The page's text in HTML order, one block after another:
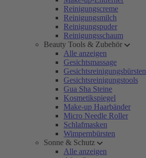
Reinigungscreme
Reinigungsmilch
Reinigungspuder
Reinigungsschaum
Beauty Tools & Zubehör
Alle anzeigen
Gesichtsmassage
Gesichtsreinigungsbürsten
Gesichtsreinigungstools
Gua Sha Steine
Kosmetikspiegel
Make-up Haarbänder
Micro Needle Roller
Schlafmasken
Wimpernbürsten
Sonne & Schutz
Alle anzeigen